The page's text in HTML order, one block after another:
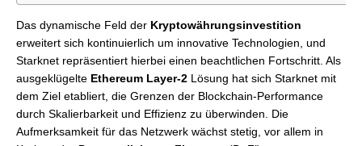
Das dynamische Feld der Kryptowährungsinvestition
erweitert sich kontinuierlich um innovative Technologien, und
Starknet repräsentiert hierbei einen beachtlichen Fortschritt. Als
ausgeklügelte Ethereum Layer-2 Lösung hat sich Starknet mit
dem Ziel etabliert, die Grenzen der Blockchain-Performance
durch Skalierbarkeit und Effizienz zu überwinden. Die
Aufmerksamkeit für das Netzwerk wächst stetig, vor allem in